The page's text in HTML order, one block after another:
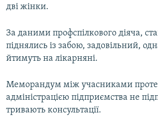
дві жінки.
За даними профспілкового діяча,
піднялись із забою, задовільний,
йтимуть на лікарняні.
Меморандум між учасниками
адміністрацією підприємства не
тривають консультації.